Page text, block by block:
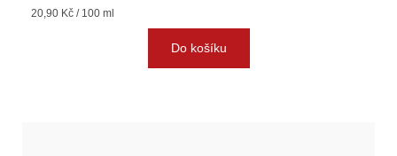
Měrná
20,90 Kč / 100 ml
Do košíku